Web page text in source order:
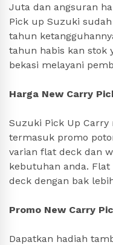
Juta dan angsuran
Pick up Suzuki
tahun
tahun habis kan stok
bekasi melayani
Harga New Carry
Suzuki Pick Up
termasuk promo
varian flat deck dan
kebutuhan anda.
deck dengan bak
Promo New Carry
Dapatkan hadiah